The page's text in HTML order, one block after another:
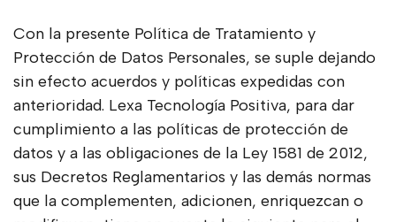
Con la presente Política de Tratamiento y
Protección de Datos Personales, se suple dejando
sin efecto acuerdos y políticas expedidas con
anterioridad. Lexa Tecnología Positiva, para dar
cumplimiento a las políticas de protección de
datos y a las obligaciones de la Ley 1581 de 2012,
sus Decretos Reglamentarios y las demás normas
que la complementen, adicionen, enriquezcan o